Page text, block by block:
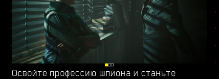
Освойте профессию шпиона и станьте
Проникните в полный опасностей Пёсий
Откройтеновое дерево навыкови найдите